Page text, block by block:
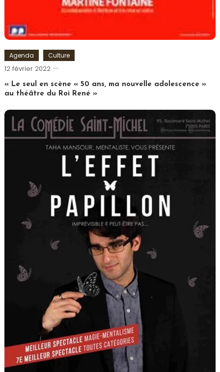
Agenda Culture
12 février 2022
Cédric
Cilia
« Le seul en scène « 50 ans, ma nouvelle adolescence »
au théâtre du Roi René »